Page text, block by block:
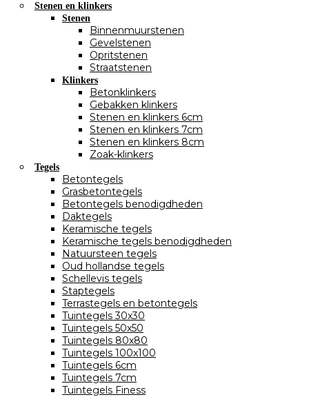
Stenen en klinkers
Stenen
Binnenmuurstenen
Gevelstenen
Opritstenen
Straatstenen
Klinkers
Betonklinkers
Gebakken klinkers
Stenen en klinkers 6cm
Stenen en klinkers 7cm
Stenen en klinkers 8cm
Zoak-klinkers
Tegels
Betontegels
Grasbetontegels
Betontegels benodigdheden
Daktegels
Keramische tegels
Keramische tegels benodigdheden
Natuursteen tegels
Oud hollandse tegels
Schellevis tegels
Staptegels
Terrastegels en betontegels
Tuintegels 30x30
Tuintegels 50x50
Tuintegels 80x80
Tuintegels 100x100
Tuintegels 6cm
Tuintegels 7cm
Tuintegels Finess